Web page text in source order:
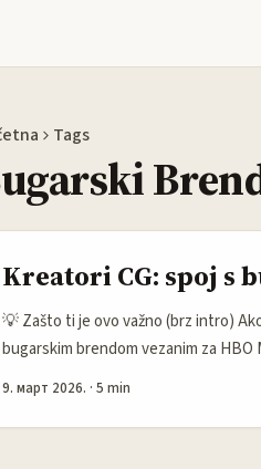
Tags
Kreatori CG: spoj s
💡 Zašto ti je ovo važno (brz intro)
bugarskim brendom vezanim za HBO
TikTokovima. Potrebna ti je
(npr. pristup HBO Maxu iz CEE). ...
9. март 2026. · 5 min